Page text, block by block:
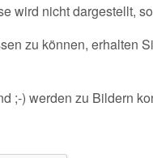
wird nicht dargestellt,
zu können, erhalten
;-) werden zu Bildern